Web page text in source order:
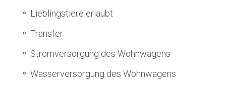
Lieblingstiere erlaubt
Transfer
Stromversorgung des Wohnwagens
Wasserversorgung des Wohnwagens